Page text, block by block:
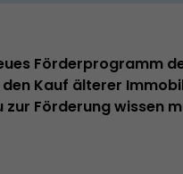
Förderprogramm
Kauf älterer
zur Förderung wissen